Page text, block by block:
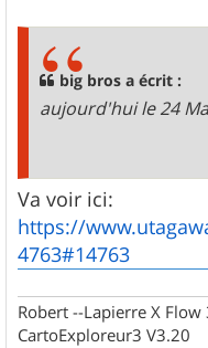
big bros a écrit :
aujourd'hui le 24
Va voir ici:
https://
4763#14763
Robert --Lapierre X
CartoExploreur3 V3.20